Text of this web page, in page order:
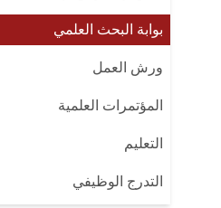
بوابة البحث العلمي
ورش العمل
المؤتمرات العلمية
التعليم
التدرج الوظيفي